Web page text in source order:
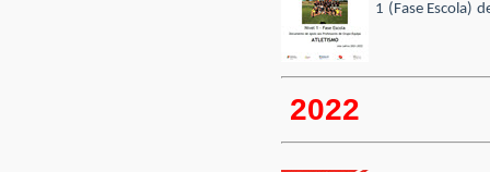
1 (Fase Escola)
2022